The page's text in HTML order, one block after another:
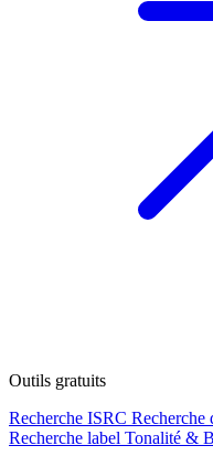
Outils gratuits
Recherche ISRC Recherche
Recherche label Tonalité &